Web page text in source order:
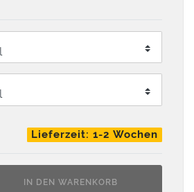
Lieferzeit: 1-2 Wochen
IN DEN WARENKORB